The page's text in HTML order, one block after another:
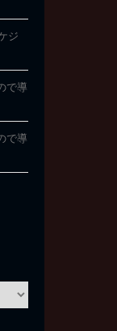
ジ
で導
で導